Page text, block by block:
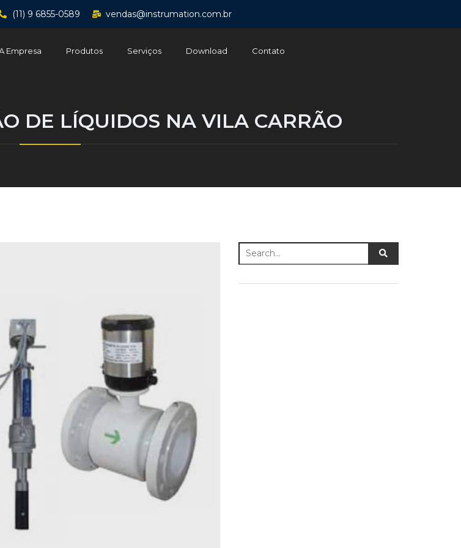
(11) 9 6855-0589 vendas@instrumation.com.br
Empresa Produtos Serviços Download Contato
DE LÍQUIDOS NA VILA CARRÃO